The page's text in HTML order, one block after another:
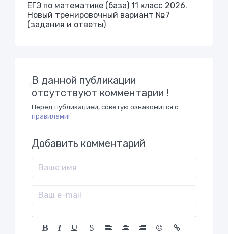
ЕГЭ по математике (база) 11 класс 2026.
Новый тренировочный вариант №7
(задания и ответы)
В данной публикации
отсутствуют комментарии !
Перед публикацией, советую ознакомится с
правилами!
Добавить комментарий